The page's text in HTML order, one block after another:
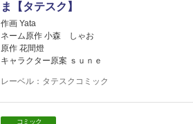
ま【タテスク】
作画 Yata
ネーム原作 小森 しゃお
原作 花間燈
キャラクター原案 ｓｕｎｅ
レーベル：タテスクコミック
コミック